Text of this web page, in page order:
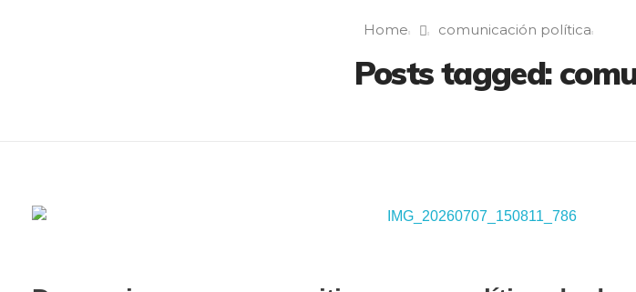
Home comunicación política
Posts tagged: